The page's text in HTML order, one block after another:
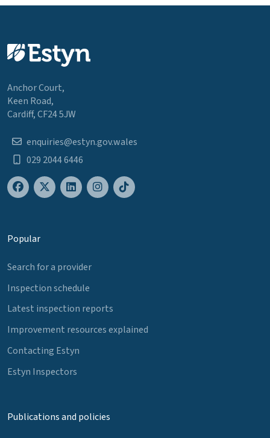
Anchor Court,
Keen Road,
Cardiff, CF24 5JW
enquiries@estyn.gov.wales
029 2044 6446
Popular
Search for a provider
Inspection schedule
Latest inspection reports
Improvement resources explained
Contacting Estyn
Estyn Inspectors
Publications and policies